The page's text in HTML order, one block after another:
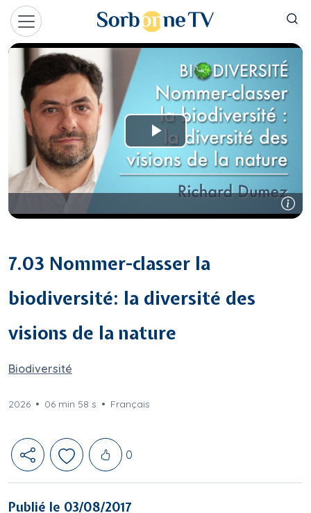
Aller au contenu principal
7.03 Nommer-classer la
biodiversité: la diversité des
visions de la nature
Biodiversité
2026 06 min 58 s Français
Likes
0
Publié le 03/08/2017
Panneau de gestion des cookies